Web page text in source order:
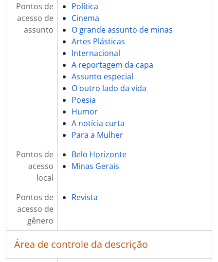
Pontos de
acesso de
assunto
Política
Cinema
O grande assunto de minas
Artes Plásticas
Internacional
A reportagem da capa
Assunto especial
O outro lado da vida
Poesia
Humor
A notícia curta
Para a Mulher
Pontos de
acesso
local
Belo Horizonte
Minas Gerais
Pontos de
acesso de
gênero
Revista
Área de controle da descrição